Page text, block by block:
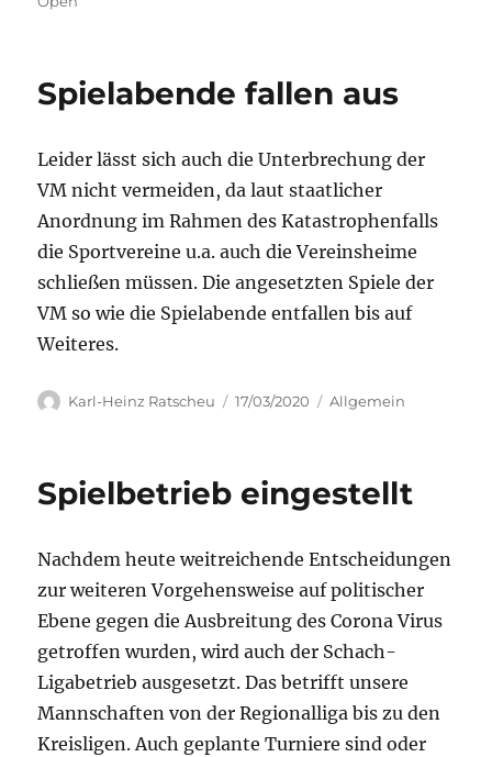
Spielabende fallen aus
Leider lässt sich auch die Unterbrechung der
VM nicht vermeiden, da laut staatlicher
Anordnung im Rahmen des Katastrophenfalls
die Sportvereine u.a. auch die Vereinsheime
schließen müssen. Die angesetzten Spiele der
VM so wie die Spielabende entfallen bis auf
Weiteres.
Autor
Karl-Heinz Ratscheu
Veröffentlicht
17/03/2020 Kategorien
Allgemein
Spielbetrieb eingestellt
Nachdem heute weitreichende Entscheidungen
zur weiteren Vorgehensweise auf politischer
Ebene gegen die Ausbreitung des Corona Virus
getroffen wurden, wird auch der Schach-
Ligabetrieb ausgesetzt. Das betrifft unsere
Mannschaften von der Regionalliga bis zu den
Kreisligen. Auch geplante Turniere sind oder